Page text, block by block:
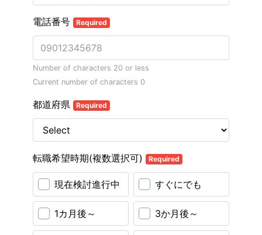
電話番号 Required
Number of characters 20 or less
Current number of characters 0
都道府県 Required
転職希望時期(複数選択可) Required
現在検討進行中 すぐにでも
1カ月後～ 3か月後～